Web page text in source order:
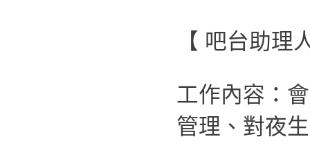
【 吧台助理
工作內容：
管理、對夜